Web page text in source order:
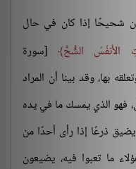
شحيحًا إذا كان في حال
الأَنفُسُ الشُّحَّ
[سورة
وتعلقه بها، وقد بينا أن المراد
فهو الذي يمسك ما في يده
ذرعًا إذا رأى أحدًا من
ما تعبوا فيه، يضيعون